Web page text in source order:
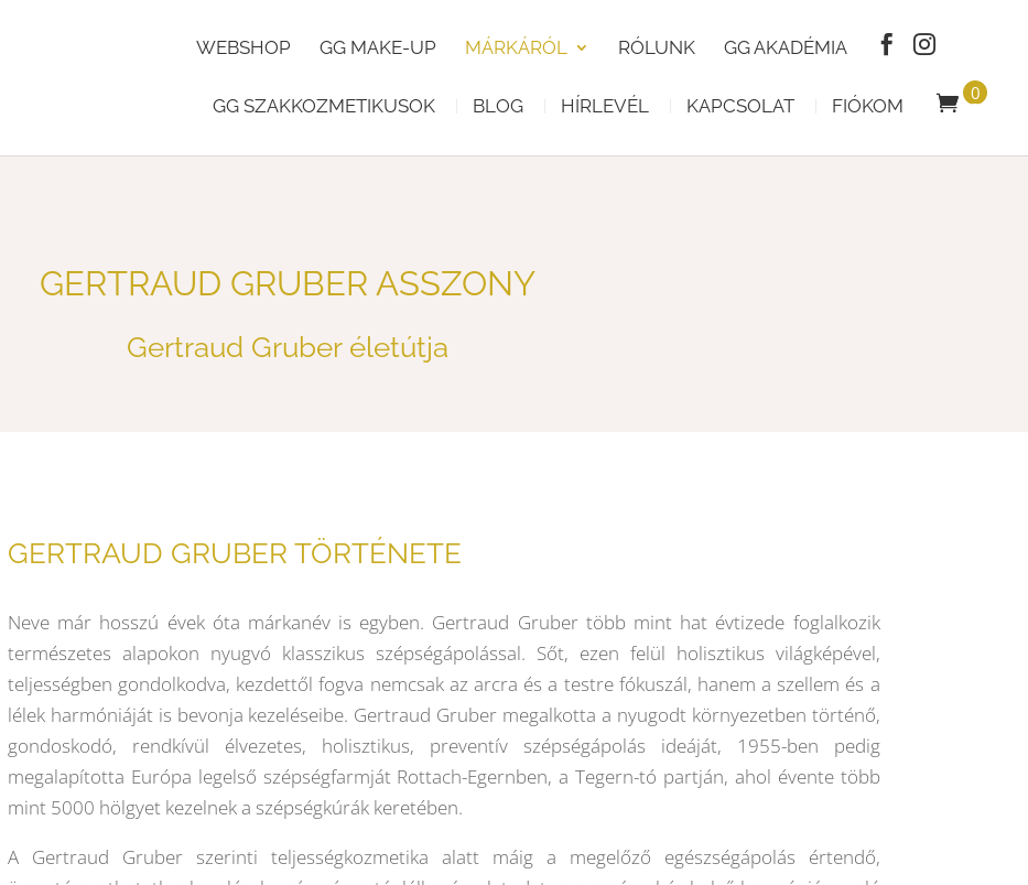
WEBSHOP GG MAKE-UP MÁRKÁRÓL RÓLUNK GG AKADÉMIA
GG SZAKKOZMETIKUSOK BLOG HÍRLEVÉL KAPCSOLAT FIÓKOM
0
T
M
GERTRAUD GRUBER ASSZONY
Gertraud Gruber életútja
GERTRAUD GRUBER TÖRTÉNETE
Neve már hosszú évek óta márkanév is egyben. Gertraud Gruber több mint hat évtizede foglalkozik
természetes alapokon nyugvó klasszikus szépségápolással. Sőt, ezen felül holisztikus világképével,
teljességben gondolkodva, kezdettől fogva nemcsak az arcra és a testre fókuszál, hanem a szellem és a
lélek harmóniáját is bevonja kezeléseibe. Gertraud Gruber megalkotta a nyugodt környezetben történő,
gondoskodó, rendkívül élvezetes, holisztikus, preventív szépségápolás ideáját, 1955-ben pedig
megalapította Európa legelső szépségfarmját Rottach-Egernben, a Tegern-tó partján, ahol évente több
mint 5000 hölgyet kezelnek a szépségkúrák keretében.
A Gertraud Gruber szerinti teljességkozmetika alatt máig a megelőző egészségápolás értendő,